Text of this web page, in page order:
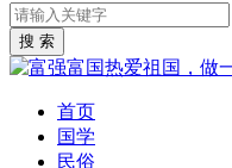
首页
国学
民俗